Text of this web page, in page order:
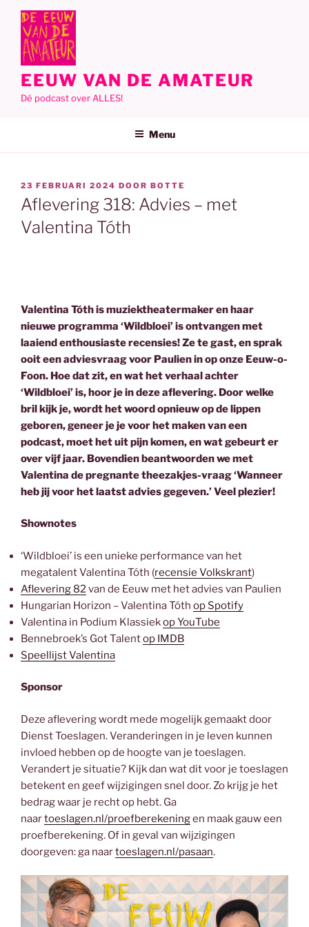
inhoud
EEUW VAN DE AMATEUR
Dé podcast over ALLES!
Menu
GEPLAATST
OP
23 FEBRUARI 2024 DOOR BOTTE
Aflevering 318: Advies – met
Valentina Tóth
Valentina Tóth is muziektheatermaker en haar
nieuwe programma ‘Wildbloei’ is ontvangen met
laaiend enthousiaste recensies! Ze te gast, en sprak
ooit een adviesvraag voor Paulien in op onze Eeuw-o-
Foon. Hoe dat zit, en wat het verhaal achter
‘Wildbloei’ is, hoor je in deze aflevering. Door welke
bril kijk je, wordt het woord opnieuw op de lippen
geboren, geneer je je voor het maken van een
podcast, moet het uit pijn komen, en wat gebeurt er
over vijf jaar. Bovendien beantwoorden we met
Valentina de pregnante theezakjes-vraag ‘Wanneer
heb jij voor het laatst advies gegeven.’ Veel plezier!
Shownotes
‘Wildbloei’ is een unieke performance van het
megatalent Valentina Tóth (recensie Volkskrant)
Aflevering 82van de Eeuw met het advies van Paulien
Hungarian Horizon – Valentina Tóth op Spotify
Valentina in Podium Klassiekop YouTube
Bennebroek’s Got Talentop IMDB
Speellijst Valentina
Sponsor
Deze aflevering wordt mede mogelijk gemaakt door
Dienst Toeslagen. Veranderingen in je leven kunnen
invloed hebben op de hoogte van je toeslagen.
Verandert je situatie? Kijk dan wat dit voor je toeslagen
betekent en geef wijzigingen snel door. Zo krijg je het
bedrag waar je recht op hebt. Ga
naartoeslagen.nl/proefberekeningen maak gauw een
proefberekening. Of in geval van wijzigingen
doorgeven: ga naartoeslagen.nl/pasaan.